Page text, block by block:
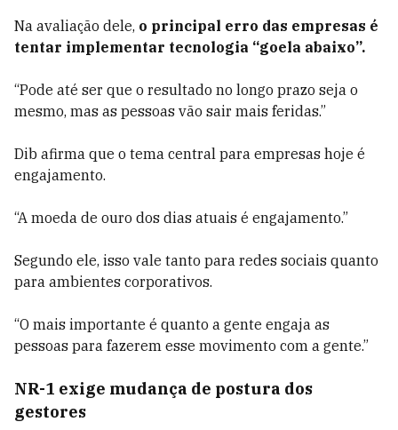
Na avaliação dele, o principal erro das empresas é
tentar implementar tecnologia “goela abaixo”.
“Pode até ser que o resultado no longo prazo seja o
mesmo, mas as pessoas vão sair mais feridas.”
Dib afirma que o tema central para empresas hoje é
engajamento.
“A moeda de ouro dos dias atuais é engajamento.”
Segundo ele, isso vale tanto para redes sociais quanto
para ambientes corporativos.
“O mais importante é quanto a gente engaja as
pessoas para fazerem esse movimento com a gente.”
NR-1 exige mudança de postura dos
gestores